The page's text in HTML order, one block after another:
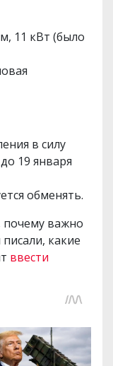
11 кВт (было
в силу
19 января
обменять.
важно
какие
ввести